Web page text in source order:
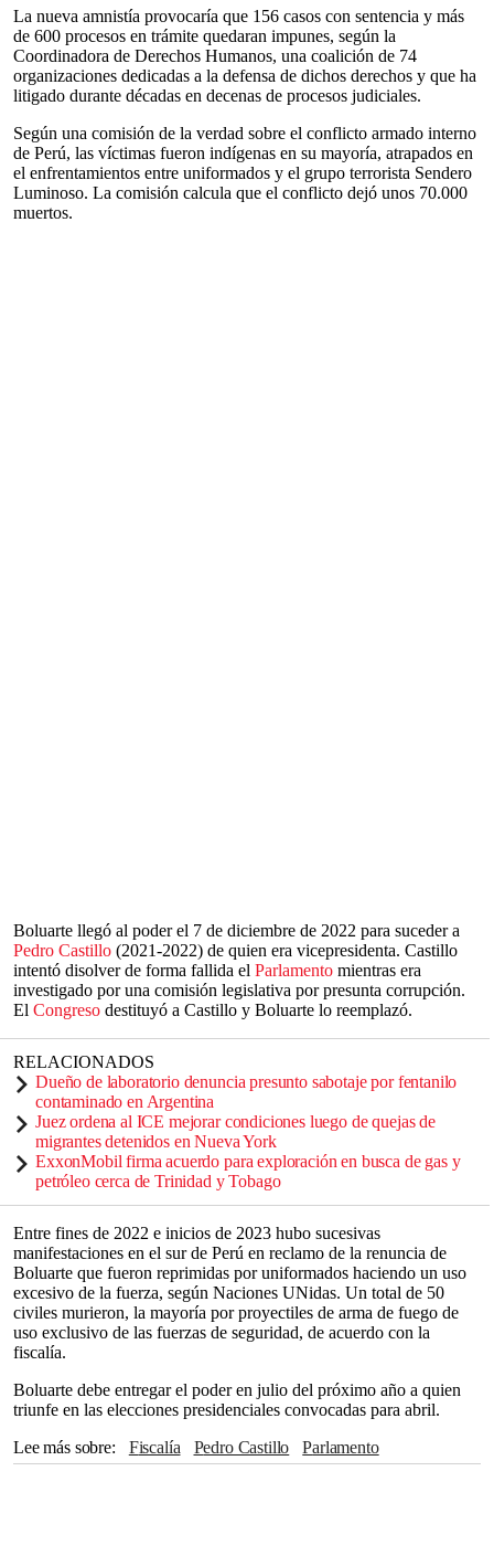
La nueva amnistía provocaría que 156 casos con sentencia y más
de 600 procesos en trámite quedaran impunes, según la
Coordinadora de Derechos Humanos, una coalición de 74
organizaciones dedicadas a la defensa de dichos derechos y que ha
litigado durante décadas en decenas de procesos judiciales.
Según una comisión de la verdad sobre el conflicto armado interno
de Perú, las víctimas fueron indígenas en su mayoría, atrapados en
el enfrentamientos entre uniformados y el grupo terrorista Sendero
Luminoso. La comisión calcula que el conflicto dejó unos 70.000
muertos.
Boluarte llegó al poder el 7 de diciembre de 2022 para suceder a
Pedro Castillo (2021-2022) de quien era vicepresidenta. Castillo
intentó disolver de forma fallida el Parlamento mientras era
investigado por una comisión legislativa por presunta corrupción.
El Congreso destituyó a Castillo y Boluarte lo reemplazó.
RELACIONADOS
Dueño de laboratorio denuncia presunto sabotaje por fentanilo
contaminado en Argentina
Juez ordena al ICE mejorar condiciones luego de quejas de
migrantes detenidos en Nueva York
ExxonMobil firma acuerdo para exploración en busca de gas y
petróleo cerca de Trinidad y Tobago
Entre fines de 2022 e inicios de 2023 hubo sucesivas
manifestaciones en el sur de Perú en reclamo de la renuncia de
Boluarte que fueron reprimidas por uniformados haciendo un uso
excesivo de la fuerza, según Naciones UNidas. Un total de 50
civiles murieron, la mayoría por proyectiles de arma de fuego de
uso exclusivo de las fuerzas de seguridad, de acuerdo con la
fiscalía.
Boluarte debe entregar el poder en julio del próximo año a quien
triunfe en las elecciones presidenciales convocadas para abril.
Lee más sobre
Fiscalía Pedro Castillo
Parlamento